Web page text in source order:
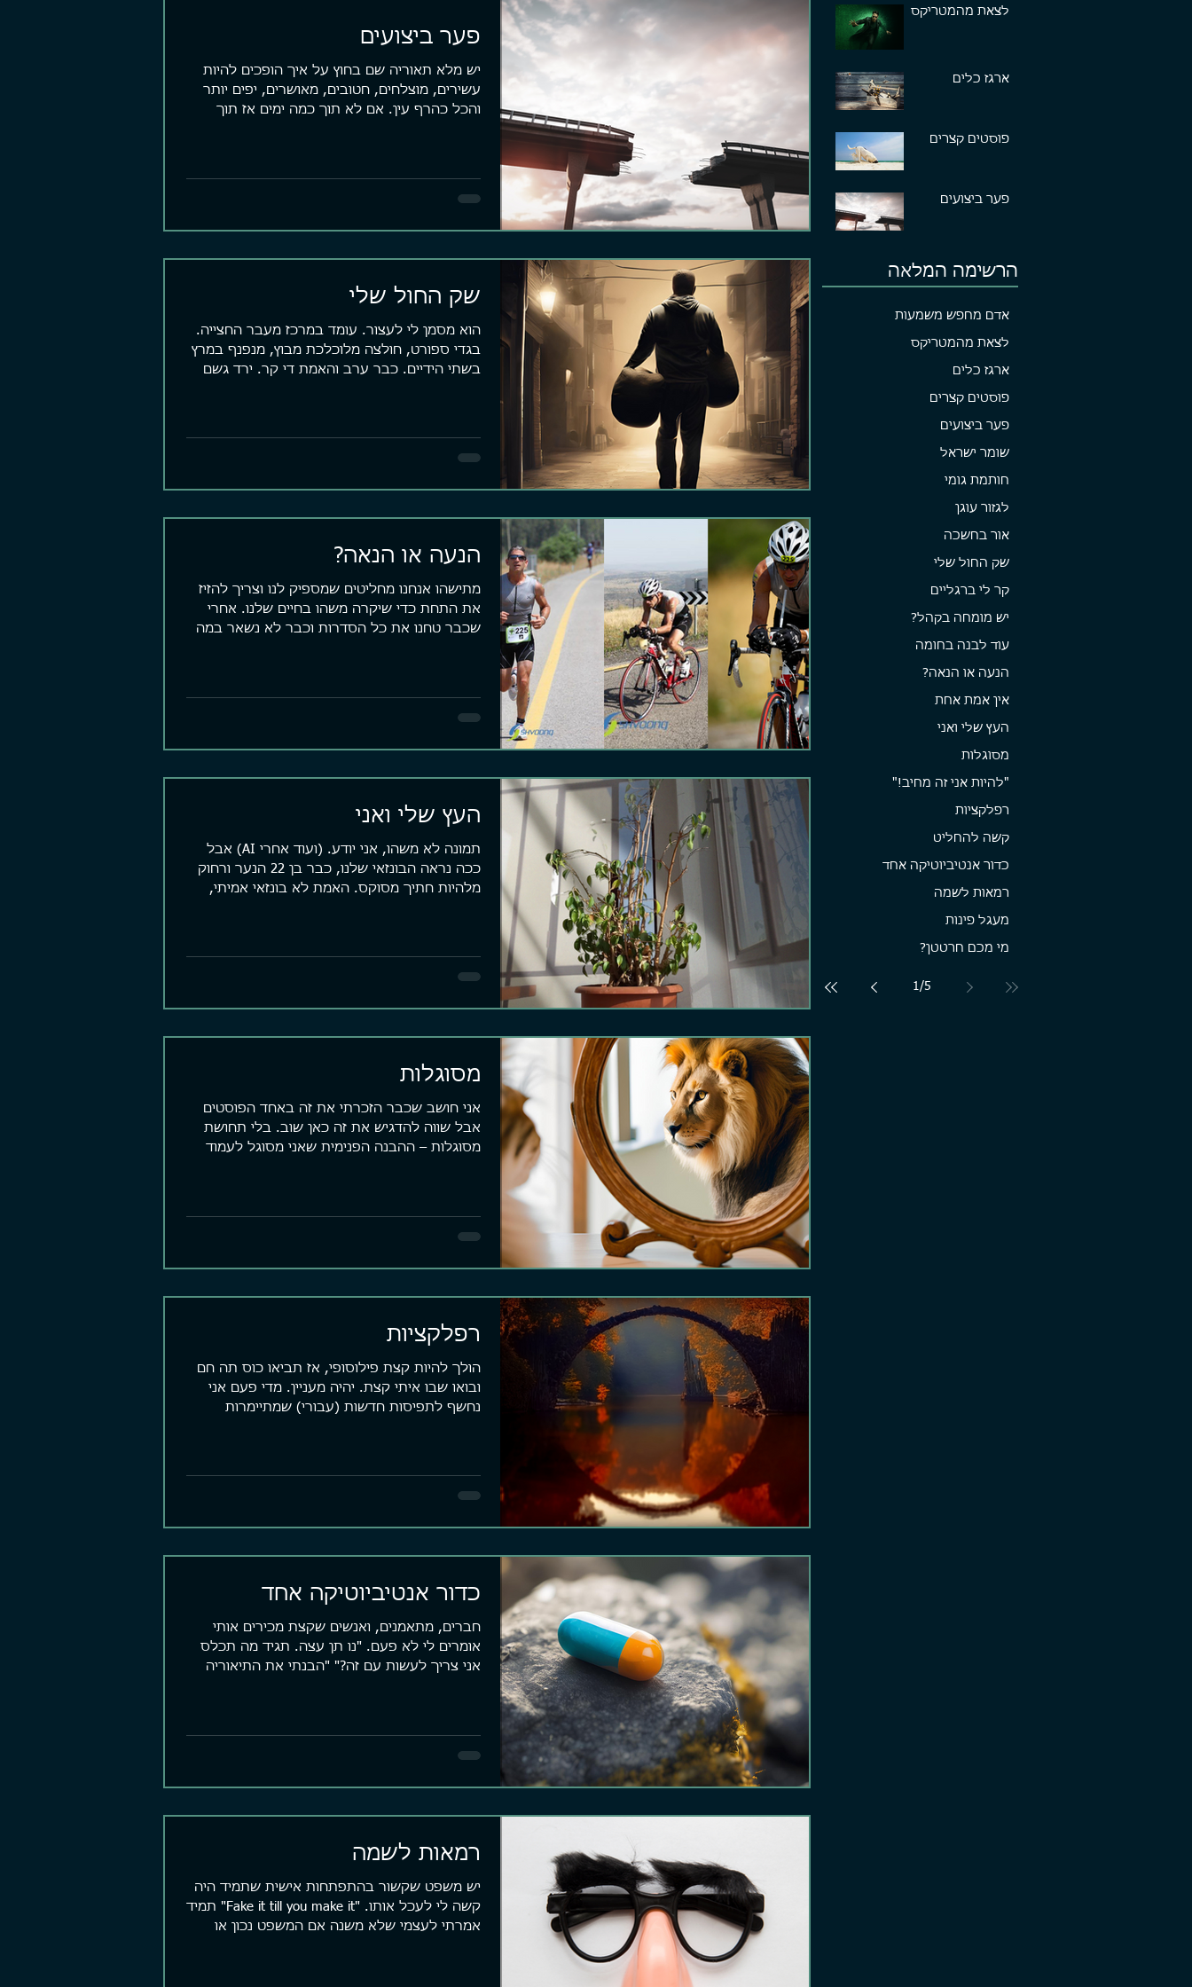
פער ביצועים
יש מלא תאוריה שם בחוץ על איך הופכים להיות
עשירים, מוצלחים, חטובים, מאושרים, יפים יותר
והכל כהרף עין. אם לא תוך כמה ימים אז תוך
שק החול שלי
הוא מסמן לי לעצור. עומד במרכז מעבר החצייה.
בגדי ספורט, חולצה מלוכלכת מבוץ, מנפנף במרץ
בשתי הידיים. כבר ערב והאמת די קר. ירד גשם
הנעה או הנאה?
מתישהו אנחנו מחליטים שמספיק לנו וצריך להזיז
את התחת כדי שיקרה משהו בחיים שלנו. אחרי
שכבר טחנו את כל הסדרות וכבר לא נשאר במה
העץ שלי ואני
תמונה לא משהו, אני יודע. (ועוד אחרי AI) אבל
ככה נראה הבונזאי שלנו, כבר בן 22 הנער ורחוק
מלהיות חתיך מסוקס. האמת לא בונזאי אמיתי,
מסוגלות
אני חושב שכבר הזכרתי את זה באחד הפוסטים
אבל שווה להדגיש את זה כאן שוב. בלי תחושת
מסוגלות – ההבנה הפנימית שאני מסוגל לעמוד
רפלקציות
הולך להיות קצת פילוסופי, אז תביאו כוס תה חם
ובואו שבו איתי קצת. יהיה מעניין. מדי פעם אני
נחשף לתפיסות חדשות (עבורי) שמתיימרות
כדור אנטיביוטיקה אחד
חברים, מתאמנים, ואנשים שקצת מכירים אותי
אומרים לי לא פעם. "נו תן עצה. תגיד מה תכלס
אני צריך לעשות עם זה?" "הבנתי את התיאוריה
רמאות לשמה
יש משפט שקשור בהתפתחות אישית שתמיד היה
קשה לי לעכל אותו. "Fake it till you make it" תמיד
אמרתי לעצמי שלא משנה אם המשפט נכון או
לצאת מהמטריקס
ארגז כלים
פוסטים קצרים
פער ביצועים
הרשימה המלאה
אדם מחפש משמעות
לצאת מהמטריקס
ארגז כלים
פוסטים קצרים
פער ביצועים
שומר ישראל
חותמת גומי
לגזור עוגן
אור בחשכה
שק החול שלי
קר לי ברגליים
יש מומחה בקהל?
עוד לבנה בחומה
הנעה או הנאה?
אין אמת אחת
העץ שלי ואני
מסוגלות
"להיות אני זה מחיב!"
רפלקציות
קשה להחליט
כדור אנטיביוטיקה אחד
רמאות לשמה
מעגל פינות
מי מכם חרטטן?
1/5